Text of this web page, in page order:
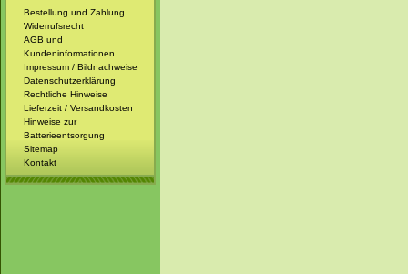
Bestellung und Zahlung
Widerrufsrecht
AGB und
Kundeninformationen
Impressum / Bildnachweise
Datenschutzerklärung
Rechtliche Hinweise
Lieferzeit / Versandkosten
Hinweise zur
Batterieentsorgung
Sitemap
Kontakt